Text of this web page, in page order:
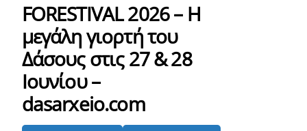
FORESTIVAL 2026 – Η
μεγάλη γιορτή του
Δάσους στις 27 & 28
Ιουνίου –
dasarxeio.com